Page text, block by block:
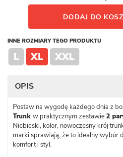
DODAJ DO
INNE ROZMIARY TEGO PRODUKTU
L XL XXL
OPIS
Postaw na wygodę każdego dnia z
Trunk w praktycznym zestawie2
Niebieski, kolor, nowoczesny krój
marki sprawiają, że to idealny wybór
komfort i styl.